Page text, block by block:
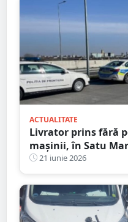
ACTUALITATE
Livrator prins fără
mașinii, în Satu
bicicleta
21 iunie 2026